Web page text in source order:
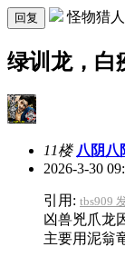
回复 怪物猎
绿训龙，白
11楼 八阴八
2026-3-30
引用: tbs909
凶兽兇爪龙
主要用泥翁